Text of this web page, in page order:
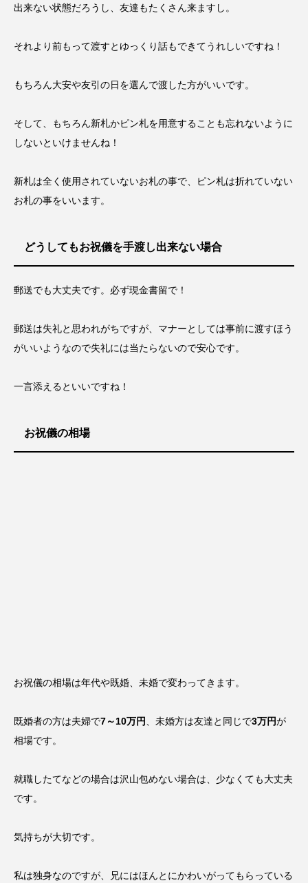
出来ない状態だろうし、友達もたくさん来ますし。
それより前もって渡すとゆっくり話もできてうれしいですね！
もちろん大安や友引の日を選んで渡した方がいいです。
そして、もちろん新札かピン札を用意することも忘れないように
しないといけませんね！
新札は全く使用されていないお札の事で、ピン札は折れていない
お札の事をいいます。
どうしてもお祝儀を手渡し出来ない場合
郵送でも大丈夫です。必ず現金書留で！
郵送は失礼と思われがちですが、マナーとしては事前に渡すほう
がいいようなので失礼には当たらないので安心です。
一言添えるといいですね！
お祝儀の相場
お祝儀の相場は年代や既婚、未婚で変わってきます。
既婚者の方は夫婦で7～10万円 、未婚方は友達と同じで3万円が
相場です。
就職したてなどの場合は沢山包めない場合は、少なくても大丈夫
です。
気持ちが大切です。
私は独身なのですが、兄にはほんとにかわいがってもらっている